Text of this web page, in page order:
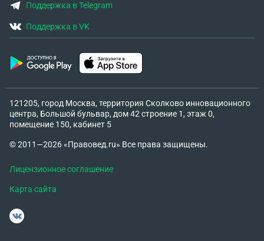
Поддержка в Telegram
Поддержка в VK
121205, город Москва, территория Сколково инновационного
центра, Большой бульвар, дом 42 строение 1, этаж 0,
помещение 150, кабинет 5
© 2011—2026 «Правовед.ru» Все права защищены.
Лицензионное соглашение
Карта сайта